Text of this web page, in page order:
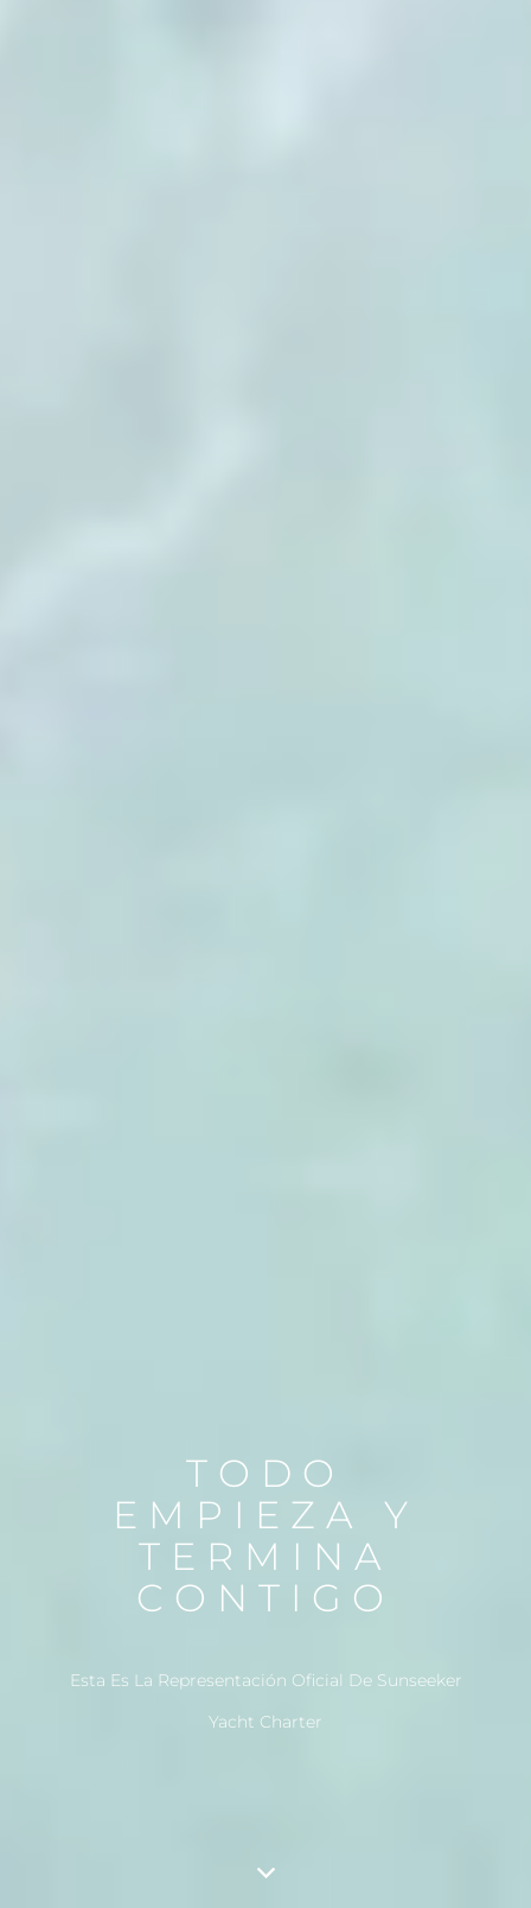
TODO
EMPIEZA Y
TERMINA
CONTIGO
Esta Es La Representación Oficial De Sunseeker
Yacht Charter